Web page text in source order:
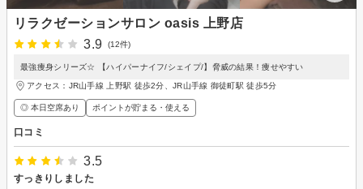
リラクゼーションサロン oasis 上野店
3.9
(12件)
最強痩身シリーズ☆ 【ハイパーナイフ/シェイプ/】脅威の結果！痩せやすい
アクセス：JR山手線 上野駅 徒歩2分、JR山手線 御徒町駅 徒歩5分
◎ 本日空席あり ポイントが貯まる・使える
口コミ
3.5
すっきりしました